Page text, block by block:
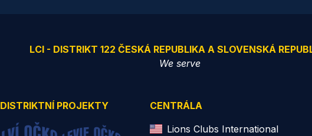
LCI - DISTRIKT 122 ČESKÁ REPUBLIKA A SLOVENSKÁ
We serve
DISTRIKTNÍ PROJEKTY
CENTRÁLA
Lions Clubs International